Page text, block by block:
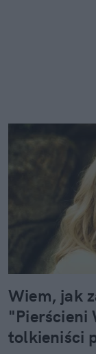
Wiem, jak
"Pierścieni
tolkieniści